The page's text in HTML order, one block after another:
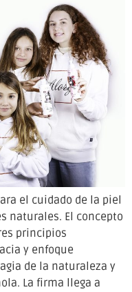
el cuidado de la piel
naturales. El concepto
principios
y enfoque
de la naturaleza y
La firma llega a